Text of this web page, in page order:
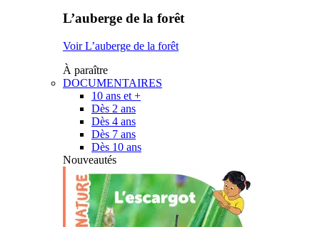
L’auberge de la forêt
Voir L’auberge de la forêt
À paraître
DOCUMENTAIRES
10 ans et +
Dès 2 ans
Dès 4 ans
Dès 7 ans
Dès 10 ans
Nouveautés